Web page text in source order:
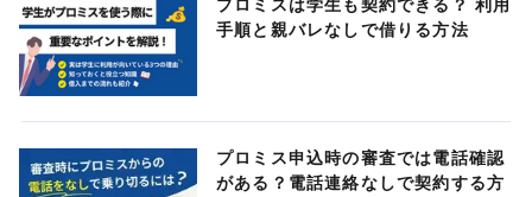
プロミスは学生も契約できる？ 利用
手順と親バレなしで借りる方法
プロミス申込時の審査では電話確認
がある？電話連絡なしで契約する方